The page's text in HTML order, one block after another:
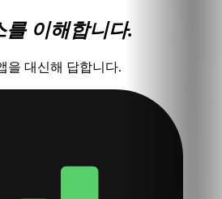
를 이해합니다.
을 대신해 답합니다.